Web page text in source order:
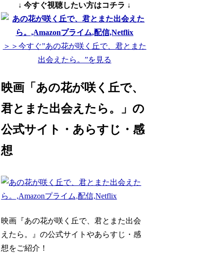
↓ 今すぐ視聴したい方はコチラ ↓
＞＞今すぐ”あの花が咲く丘で、君とまた
出会えたら。”を見る
映画「あの花が咲く丘で、
君とまた出会えたら。」の
公式サイト・あらすじ・感
想
映画『あの花が咲く丘で、君とまた出会
えたら。』の公式サイトやあらすじ・感
想をご紹介！